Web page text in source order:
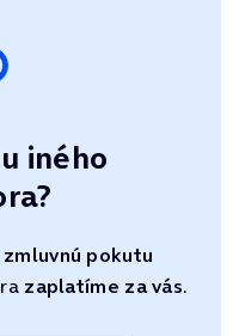
iného
zmluvnú pokutu
zaplatíme za vás.